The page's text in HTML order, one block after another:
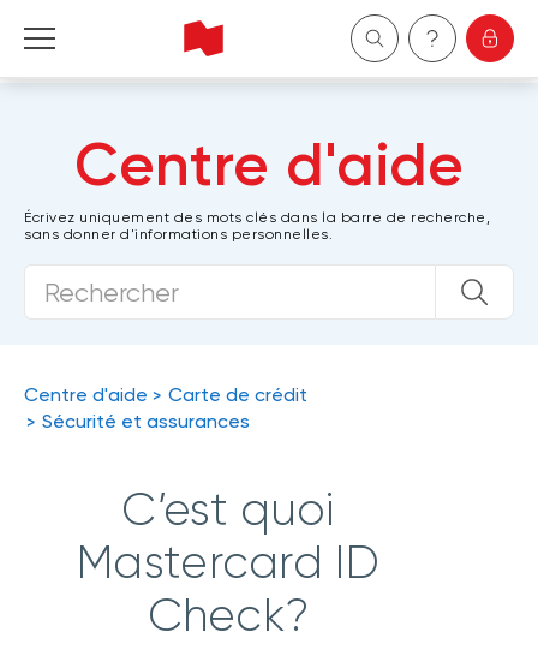
Entreprises
Gestion de patrimoine
Centre d'aide
Écrivez uniquement des mots clés dans la barre de recherche,
sans donner d'informations personnelles.
Centre d'aide
Carte de crédit
Sécurité et assurances
C’est quoi
Mastercard ID
Check?